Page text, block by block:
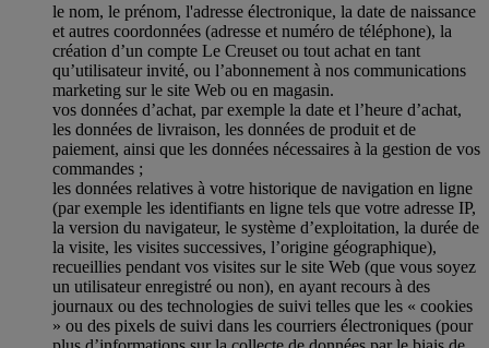
le nom, le prénom, l'adresse électronique, la date de naissance
et autres coordonnées (adresse et numéro de téléphone), la
création d’un compte Le Creuset ou tout achat en tant
qu’utilisateur invité, ou l’abonnement à nos communications
marketing sur le site Web ou en magasin.
vos données d’achat, par exemple la date et l’heure d’achat,
les données de livraison, les données de produit et de
paiement, ainsi que les données nécessaires à la gestion de vos
commandes ;
les données relatives à votre historique de navigation en ligne
(par exemple les identifiants en ligne tels que votre adresse IP,
la version du navigateur, le système d’exploitation, la durée de
la visite, les visites successives, l’origine géographique),
recueillies pendant vos visites sur le site Web (que vous soyez
un utilisateur enregistré ou non), en ayant recours à des
journaux ou des technologies de suivi telles que les « cookies
» ou des pixels de suivi dans les courriers électroniques (pour